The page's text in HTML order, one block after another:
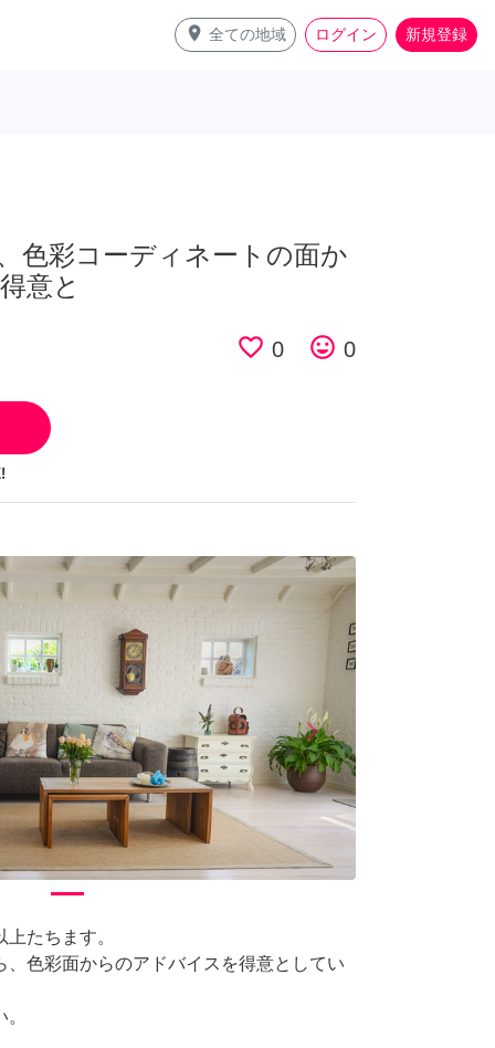
place 全ての地域 ログイン 新規登録
色彩コーディネートの面か
意と
favorite_border 0 tag_faces 0
arrow_forward_iosNext
たちます。
、色彩面からのアドバイスを得意としてい